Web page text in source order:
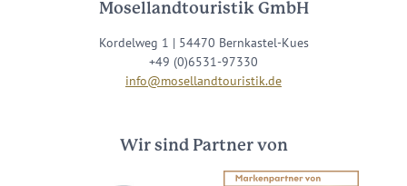
Mosellandtouristik GmbH
Kordelweg 1 | 54470 Bernkastel-Kues
+49 (0)6531-97330
info@mosellandtouristik.de
Wir sind Partner von